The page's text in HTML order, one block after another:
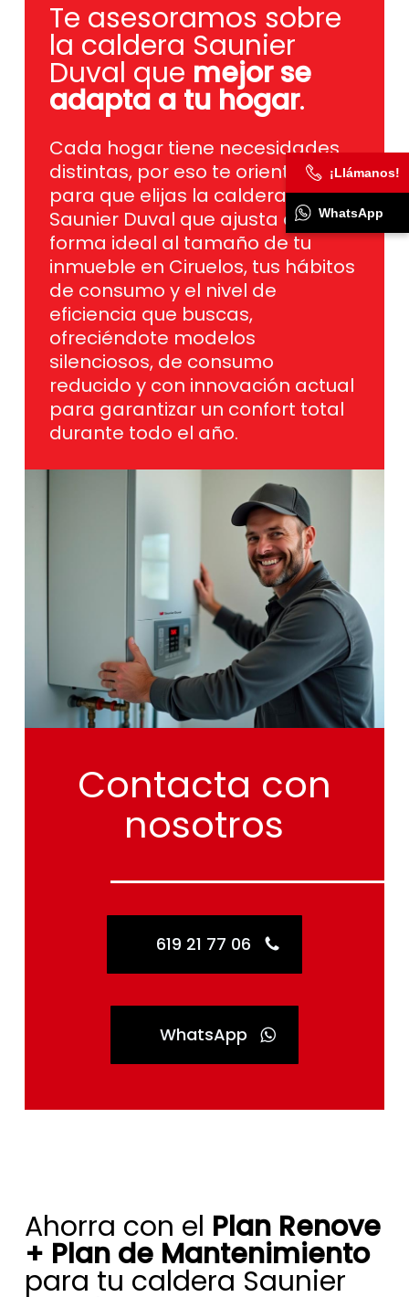
la caldera Saunier
Duval quemejor se
adapta a tu hogar.
Cada hogar tiene necesidades
distintas, por eso te orientamos
para que elijas la caldera
Saunier Duval que ajusta de
forma ideal al tamaño de tu
inmueble en Ciruelos, tus hábitos
de consumo y el nivel de
eficiencia que buscas,
ofreciéndote modelos
silenciosos, de consumo
reducido y con innovación actual
para garantizar un confort total
durante todo el año.
nosotros
619 21 77 06
WhatsApp
+ Plan de Mantenimiento
para tu caldera Saunier
Duval.
¡Llámanos!
WhatsApp